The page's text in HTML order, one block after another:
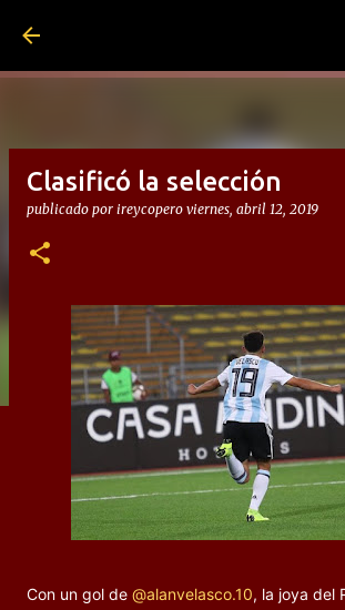
Clasificó la selección
publicado por ireycopero viernes, abril 12, 2019
‪Con un gol de @alanvelasco.10, la joya del